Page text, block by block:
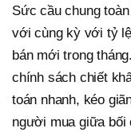
Sức cầu chung
với cùng kỳ với tỷ
bán mới trong
chính sách chiết
toán nhanh, kéo
người mua giữa bối